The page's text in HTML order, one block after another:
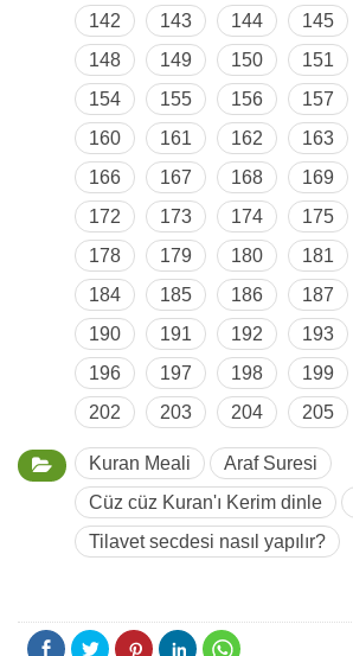
142
143 144 145
148
149 150 151
154
155 156 157
160
161 162 163
166
167 168 169
172
173 174 175
178
179 180 181
184
185 186 187
190
191 192 193
196
197 198 199
202
203 204 205
Kuran Meali
Araf Suresi
Cüz cüz Kuran'ı Kerim dinle
Tilavet secdesi nasıl yapılır?